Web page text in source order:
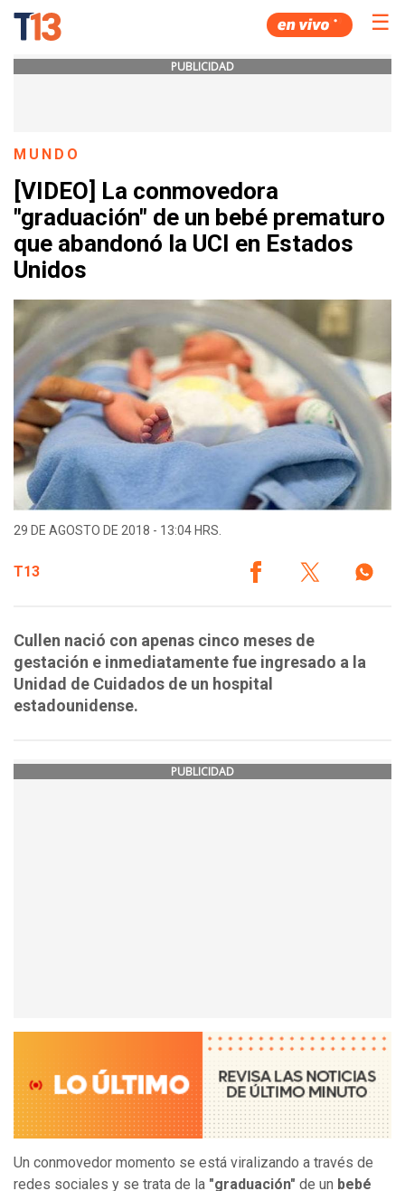
☰
PUBLICIDAD
MUNDO
[VIDEO] La conmovedora
"graduación" de un bebé prematuro
que abandonó la UCI en Estados
Unidos
29 DE AGOSTO DE 2018 - 13:04 HRS.
T13
Cullen nació con apenas cinco meses de
gestación e inmediatamente fue ingresado a la
Unidad de Cuidados de un hospital
estadounidense.
PUBLICIDAD
Un conmovedor momento se está viralizando a través de
redes sociales y se trata de la "graduación" de un bebé